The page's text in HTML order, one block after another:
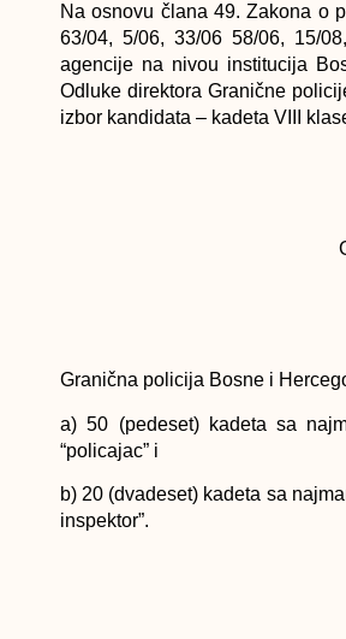
Na osnovu člana 49. Zakona o
63/04, 5/06, 33/06 58/06, 15/
agencije na nivou institucija
Odluke direktora Granične
izbor kandidata – kadeta VIII
Granična policija Bosne i
a) 50 (pedeset) kadeta sa
“policajac” i
b) 20 (dvadeset) kadeta sa
inspektor”.